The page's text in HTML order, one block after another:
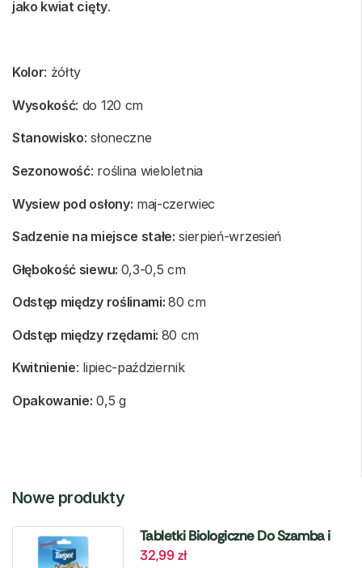
jako kwiat cięty.
Kolor: żółty
Wysokość: do 120 cm
Stanowisko: słoneczne
Sezonowość: roślina wieloletnia
Wysiew pod osłony: maj-czerwiec
Sadzenie na miejsce stałe: sierpień-wrzesień
Głębokość siewu: 0,3-0,5 cm
Odstęp między roślinami: 80 cm
Odstęp między rzędami: 80 cm
Kwitnienie: lipiec-październik
Opakowanie: 0,5 g
Nowe produkty
Tabletki Biologiczne Do Szamba i
Oczyszczalni – 6 szt. Target
32,99zł